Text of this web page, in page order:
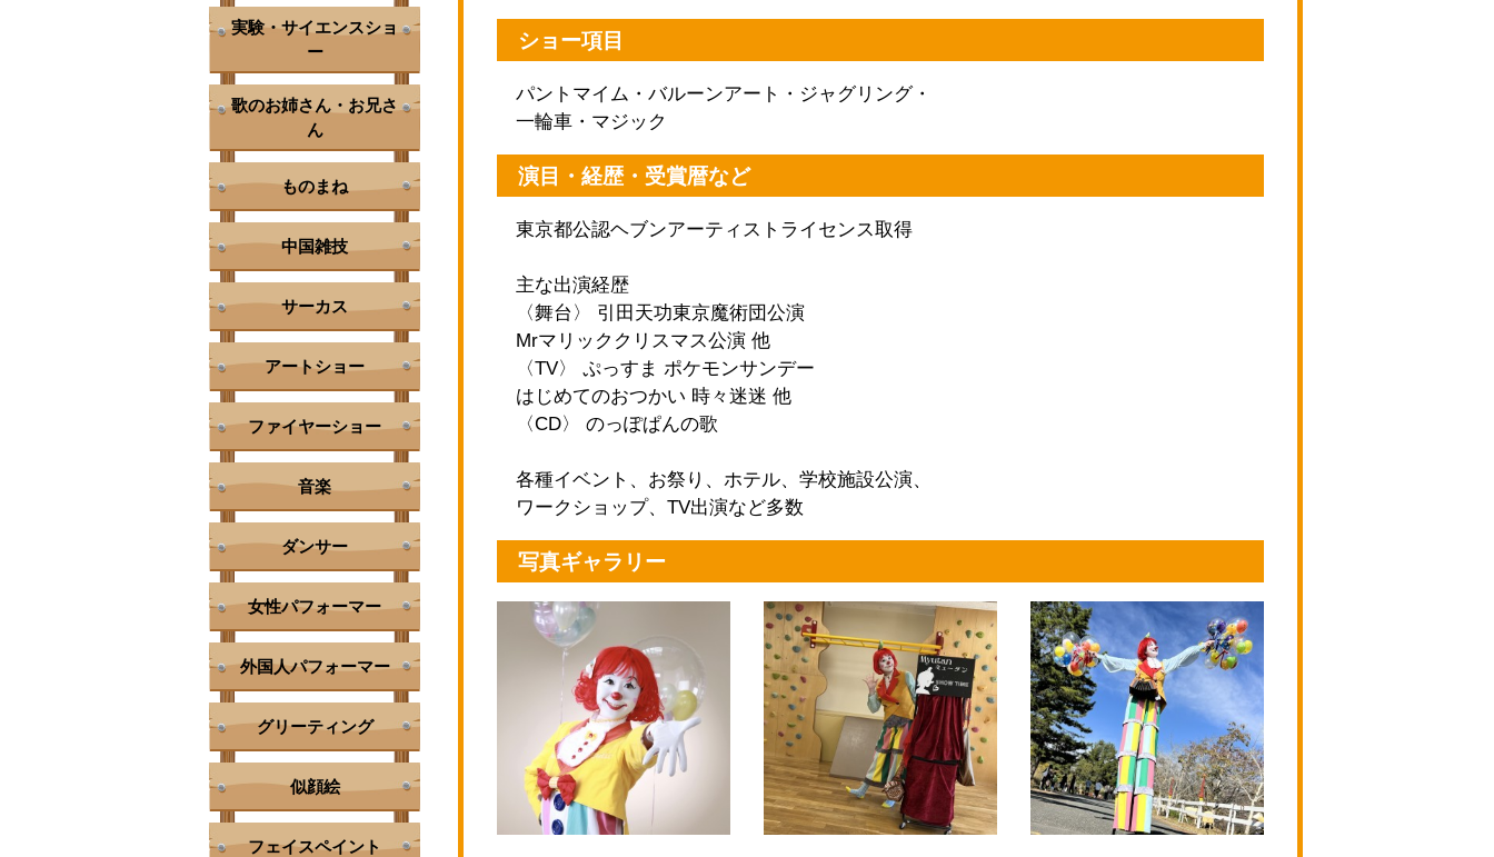
ショー項目
パントマイム・バルーンアート・ジャグリング・
一輪車・マジック
演目・経歴・受賞暦など
東京都公認ヘブンアーティストライセンス取得
主な出演経歴
〈舞台〉 引田天功東京魔術団公演
Mrマリッククリスマス公演 他
〈TV〉 ぷっすま ポケモンサンデー
はじめてのおつかい 時々迷迷 他
〈CD〉 のっぽぱんの歌
各種イベント、お祭り、ホテル、学校施設公演、
ワークショップ、TV出演など多数
写真ギャラリー
実験・サイエンスショ
ー
歌のお姉さん・お兄さ
ん
ものまね
中国雑技
サーカス
アートショー
ファイヤーショー
音楽
ダンサー
女性パフォーマー
外国人パフォーマー
グリーティング
似顔絵
フェイスペイント